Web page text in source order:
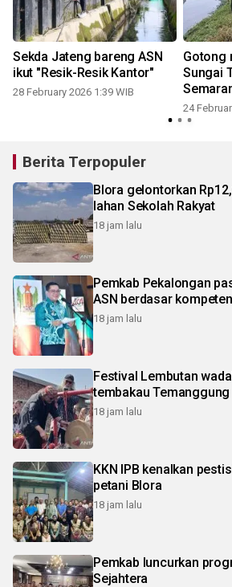
Sekda Jateng bareng ASN
ikut "Resik-Resik Kantor"
28 February 2026 1:39 WIB
Gotong
Sungai
24
Berita Terpopuler
Blora gelontorkan
lahan Sekolah Rakyat
18 jam lalu
Pemkab Pekalongan
ASN berdasar
18 jam lalu
Festival Lembutan
tembakau Temanggung
18 jam lalu
KKN IPB kenalkan
petani Blora
18 jam lalu
Pemkab luncurkan
Sejahtera